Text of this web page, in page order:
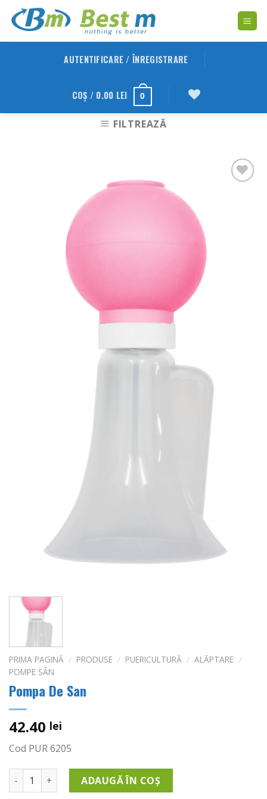
AUTENTIFICARE / ÎNREGISTRARE
COȘ / 0.00 LEI 0
FILTREAZĂ
PRIMA PAGINĂ / PRODUSE / PUERICULTURĂ / ALĂPTARE /
POMPE SÂN
Pompa De San
42.40 lei
Cod PUR 6205
Cantitate Pompa De SanADAUGĂ ÎN COȘ